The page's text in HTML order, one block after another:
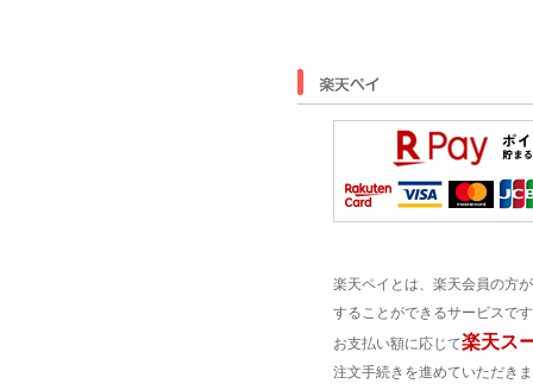
楽天ペイとは、楽天会員の方
することができるサービスで
お支払い額に応じて楽天ス
注文手続きを進めていただき